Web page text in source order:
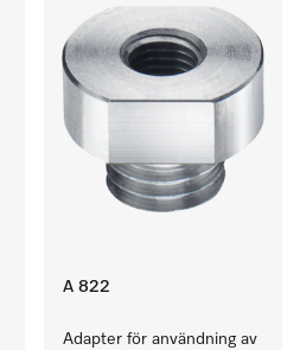
A 822
Adapter för användning av